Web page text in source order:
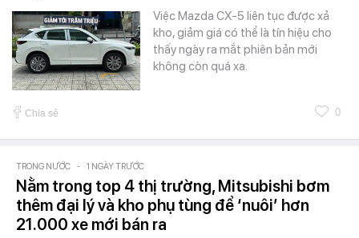
Việc Mazda CX-5 liên tục được xả
kho, giảm giá có thể là tín hiệu cho
thấy ngày ra mắt phiên bản mới
không còn quá xa.
Chia sẻ 0
TRONG NƯỚC - 1 NGÀY TRƯỚC
Nằm trong top 4 thị trường, Mitsubishi bơm
thêm đại lý và kho phụ tùng để ‘nuôi’ hơn
21.000 xe mới bán ra